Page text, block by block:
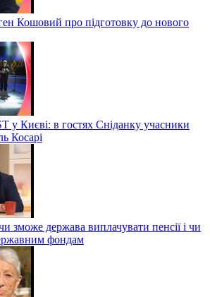
Кошовий про підготовку до нового
Києві: в гостях Сніданку учасники
Косарі
зможе держава виплачувати пенсії і чи
фондам